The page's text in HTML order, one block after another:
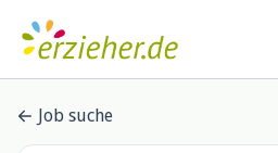
Job suche